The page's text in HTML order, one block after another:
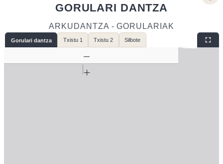
GORULARI DANTZA
ARKUDANTZA - GORULARIAK
Gorulari dantza Txistu 1 Txistu 2 Silbote